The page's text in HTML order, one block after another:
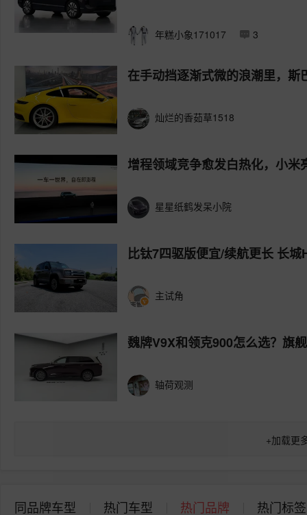
年糕小象171017 3
在手动挡逐渐式微的浪潮里，
灿烂的香茹草1518
增程领域竞争愈发白热化，小
星星纸鹤发呆小院
比钛7四驱版便宜/续航更长 长
主试角
魏牌V9X和领克900怎么选？旗
轴荷观测
+加载更
同品牌车型 热门车型 热门品牌 热门标签